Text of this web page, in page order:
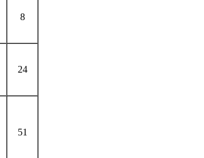
8
24
51